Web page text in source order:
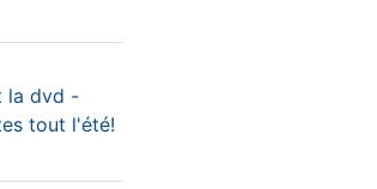
la dvd -
tout l'été!